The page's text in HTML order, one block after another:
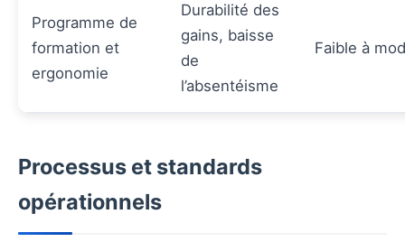
Programme de
formation et
ergonomie
Durabilité des
gains, baisse
de
l’absentéisme
Faible à
Processus et standards
opérationnels